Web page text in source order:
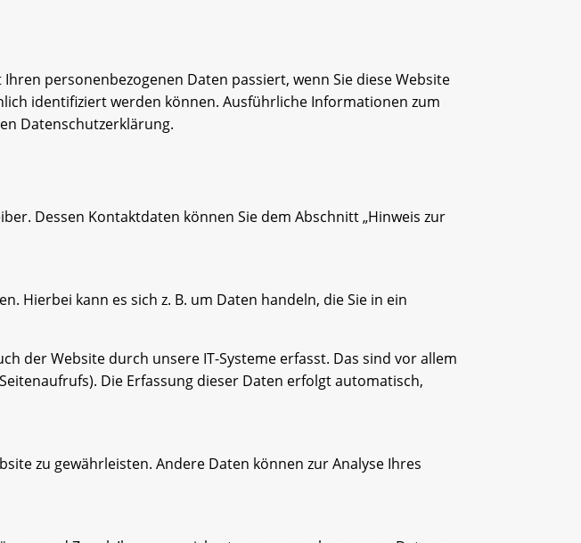
personenbezogenen Daten passiert, wenn Sie diese Website
identifiziert werden können. Ausführliche Informationen zum
Datenschutzerklärung.
Dessen Kontaktdaten können Sie dem Abschnitt „Hinweis zur
Hierbei kann es sich z. B. um Daten handeln, die Sie in ein
der Website durch unsere IT-Systeme erfasst. Das sind vor allem
Die Erfassung dieser Daten erfolgt automatisch,
zu gewährleisten. Andere Daten können zur Analyse Ihres